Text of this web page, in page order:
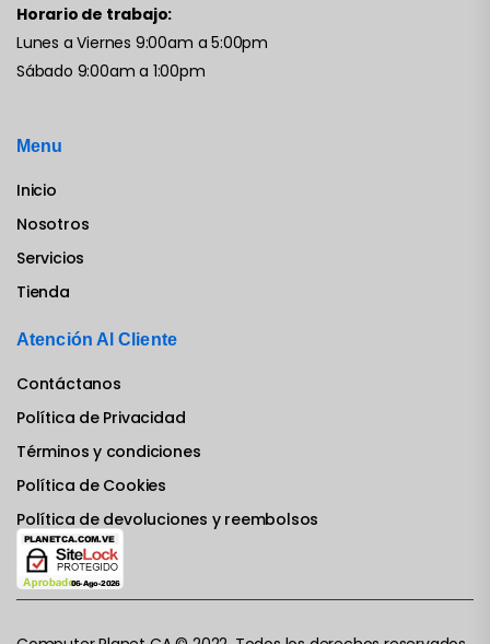
Horario de trabajo:
Lunes a Viernes 9:00am a 5:00pm
Sábado 9:00am a 1:00pm
Menu
Inicio
Nosotros
Servicios
Tienda
Atención Al Cliente
Contáctanos
Política de Privacidad
Términos y condiciones
Política de Cookies
Política de devoluciones y reembolsos